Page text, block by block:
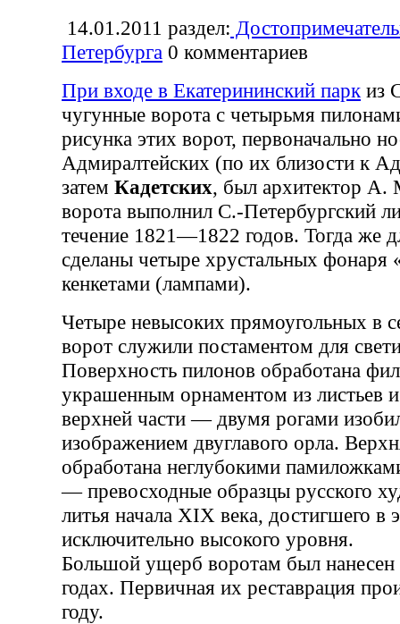
14.01.2011 раздел:
Петербурга 0 комментариев
При входе в Екатерининский парк из
чугунные ворота с четырьмя
рисунка этих ворот, первоначально
Адмиралтейских (по их близости к
затем Кадетских, был архитектор А.
ворота выполнил С.-Петербургский
течение 1821—1822 годов. Тогда же
сделаны четыре хрустальных фонаря
кенкетами (лампами).
Четыре невысоких прямоугольных в
ворот служили постаментом для
Поверхность пилонов обработана
украшенным орнаментом из листьев и
верхней части — двумя рогами
изображением двуглавого орла.
обработана неглубокими
— превосходные образцы русского
литья начала XIX века, достигшего в
исключительно высокого уровня.
Большой ущерб воротам был
годах. Первичная их реставрация
году.